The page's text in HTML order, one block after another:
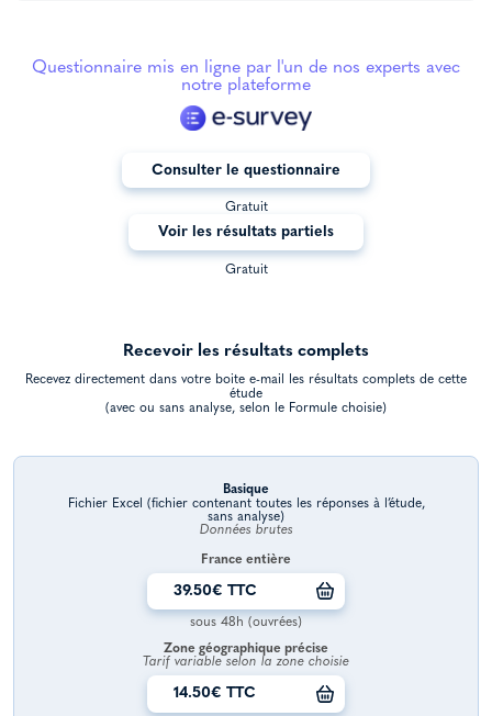
Questionnaire mis en ligne par l'un de nos experts avec
notre plateforme
Consulter le questionnaire
Gratuit
Voir les résultats partiels
Gratuit
Recevoir les résultats complets
Recevez directement dans votre boite e-mail les résultats complets de cette
étude
(avec ou sans analyse, selon le Formule choisie)
Basique
Fichier Excel (fichier contenant toutes les réponses à l’étude,
sans analyse)
Données brutes
France entière
39.50€ TTC
sous 48h (ouvrées)
Zone géographique précise
Tarif variable selon la zone choisie
14.50€ TTC